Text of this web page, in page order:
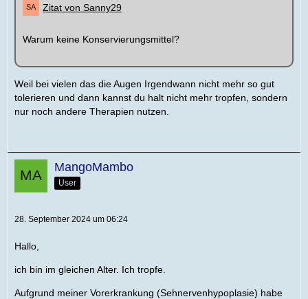
Zitat von Sanny29
Warum keine Konservierungsmittel?
Weil bei vielen das die Augen Irgendwann nicht mehr so gut
tolerieren und dann kannst du halt nicht mehr tropfen, sondern
nur noch andere Therapien nutzen.
MangoMambo
User
28. September 2024 um 06:24
Hallo,
ich bin im gleichen Alter. Ich tropfe.
Aufgrund meiner Vorerkrankung (Sehnervenhypoplasie) habe